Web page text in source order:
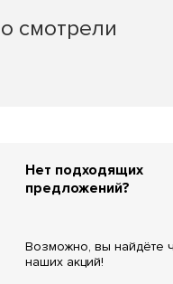
смотрели
Нет подходящих
предложений?
Возможно, вы найдёте
наших акций!